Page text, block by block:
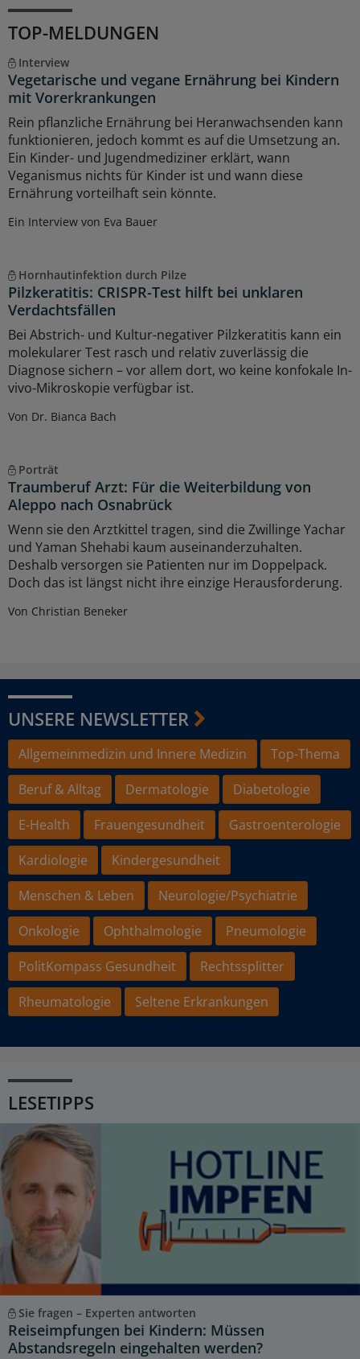
TOP-MELDUNGEN
Interview
Vegetarische und vegane Ernährung bei Kindern
mit Vorerkrankungen
Rein pflanzliche Ernährung bei Heranwachsenden kann
funktionieren, jedoch kommt es auf die Umsetzung an.
Ein Kinder- und Jugendmediziner erklärt, wann
Veganismus nichts für Kinder ist und wann diese
Ernährung vorteilhaft sein könnte.
Ein Interview von Eva Bauer
Hornhautinfektion durch Pilze
Pilzkeratitis: CRISPR-Test hilft bei unklaren
Verdachtsfällen
Bei Abstrich- und Kultur-negativer Pilzkeratitis kann ein
molekularer Test rasch und relativ zuverlässig die
Diagnose sichern – vor allem dort, wo keine konfokale In-
vivo-Mikroskopie verfügbar ist.
Von Dr. Bianca Bach
Porträt
Traumberuf Arzt: Für die Weiterbildung von
Aleppo nach Osnabrück
Wenn sie den Arztkittel tragen, sind die Zwillinge Yachar
und Yaman Shehabi kaum auseinanderzuhalten.
Deshalb versorgen sie Patienten nur im Doppelpack.
Doch das ist längst nicht ihre einzige Herausforderung.
Von Christian Beneker
UNSERE NEWSLETTER
Allgemeinmedizin und Innere Medizin
Top-Thema
Beruf & Alltag
Dermatologie
Diabetologie
E-Health
Frauengesundheit
Gastroenterologie
Kardiologie
Kindergesundheit
Menschen & Leben
Neurologie/Psychiatrie
Onkologie
Ophthalmologie
Pneumologie
PolitKompass Gesundheit
Rechtssplitter
Rheumatologie
Seltene Erkrankungen
LESETIPPS
Sie fragen – Experten antworten
Reiseimpfungen bei Kindern: Müssen
Abstandsregeln eingehalten werden?